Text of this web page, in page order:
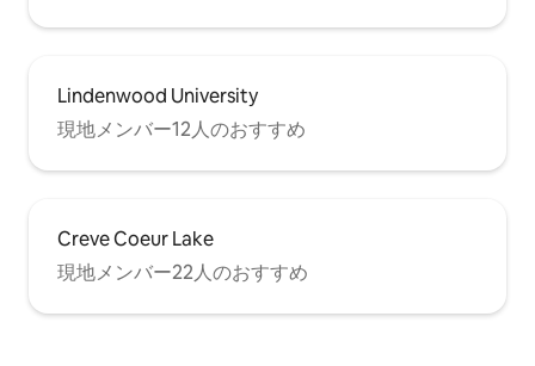
Lindenwood University
現地メンバー12人のおすすめ
Creve Coeur Lake
現地メンバー22人のおすすめ